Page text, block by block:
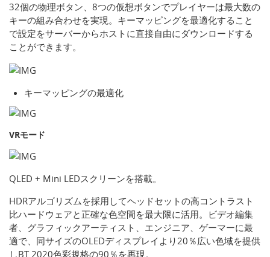
32個の物理ボタン、8つの仮想ボタンでプレイヤーは最大数の
キーの組み合わせを実現。キーマッピングを最適化すること
で設定をサーバーからホストに直接自由にダウンロードする
ことができます。
キーマッピングの最適化
VRモード
QLED + Mini LEDスクリーンを搭載。
HDRアルゴリズムを採用してヘッドセットの高コントラスト
比ハードウェアと正確な色空間を最大限に活用。ビデオ編集
者、グラフィックアーティスト、エンジニア、ゲーマーに最
適で、同サイズのOLEDディスプレイより20％広い色域を提供
しBT.2020色彩規格の90％を再現。